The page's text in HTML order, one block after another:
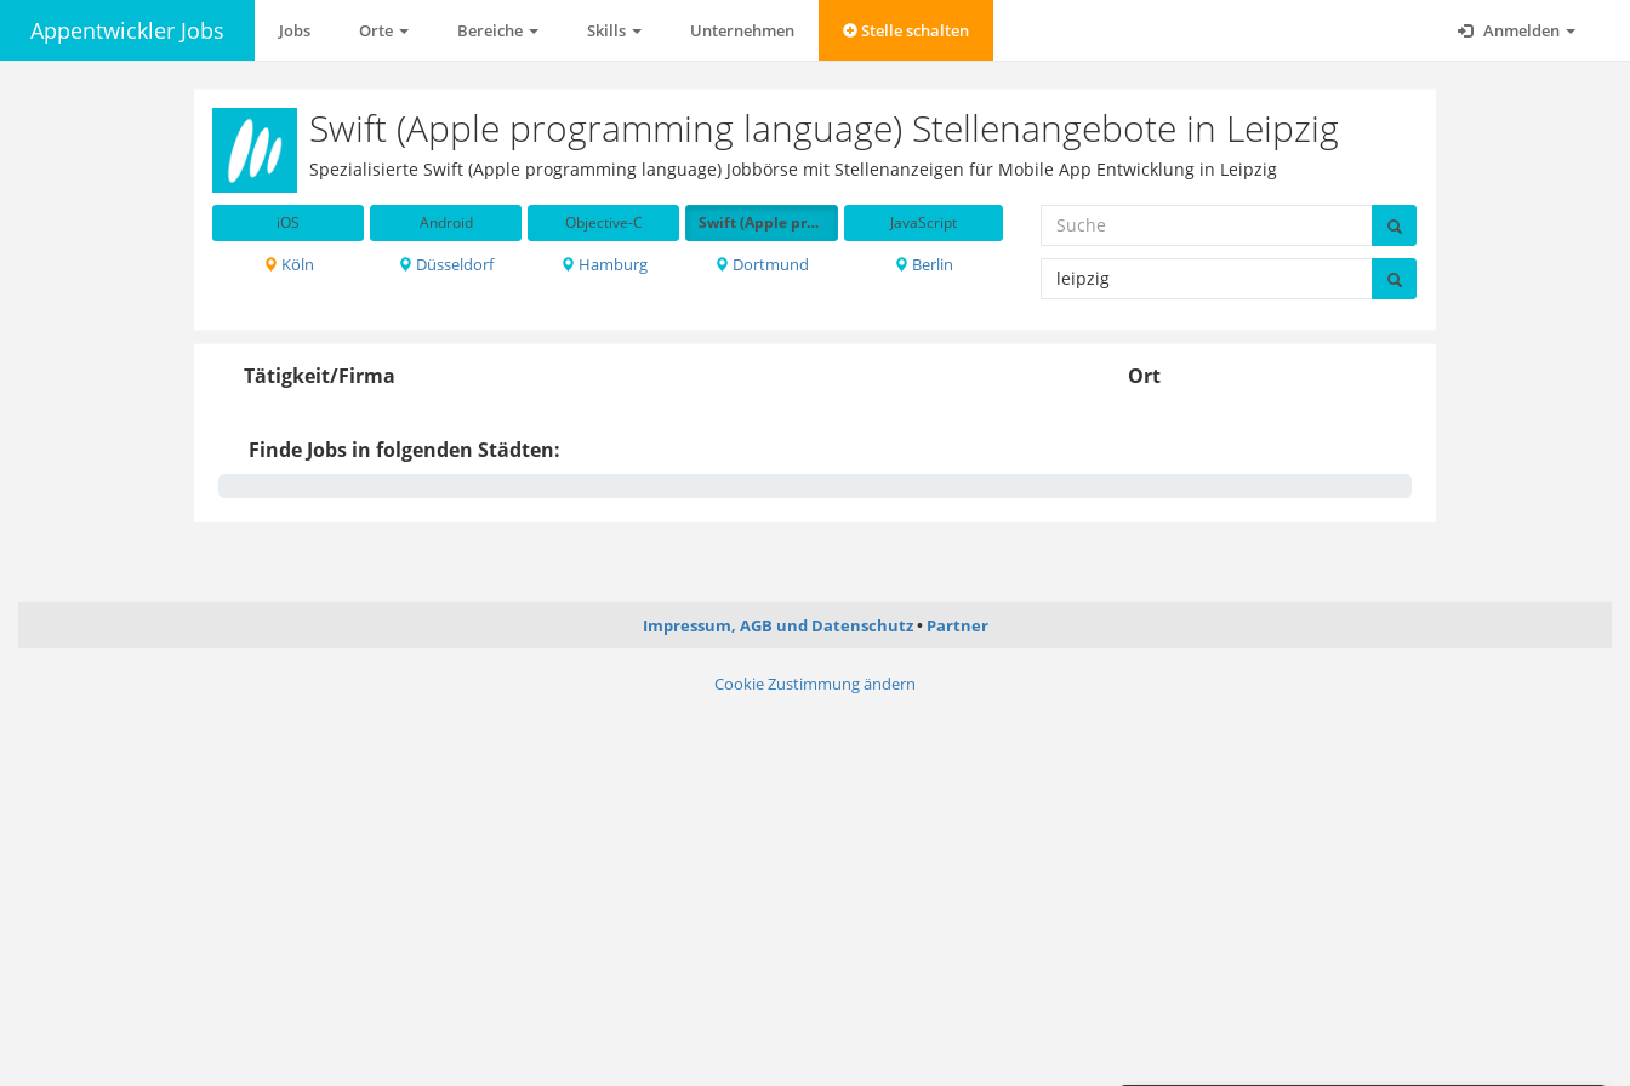
Appentwickler Jobs Jobs Orte Bereiche Skills Unternehmen Stelle schalten Anmelden
Swift (Apple programming language) Stellenangebote in Leipzig
Spezialisierte Swift (Apple programming language) Jobbörse mit Stellenanzeigen für Mobile App Entwicklung in Leipzig
iOS Android Objective-C Swift (Apple programming language) JavaScript
Köln Düsseldorf Hamburg Dortmund Berlin
Tätigkeit/Firma Ort
Finde Jobs in folgenden Städten:
Impressum, AGB und Datenschutz Partner
Cookie Zustimmung ändern